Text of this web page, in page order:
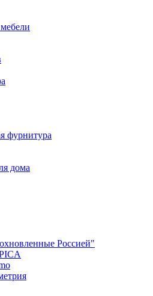
фурнитура
дома
Россией"